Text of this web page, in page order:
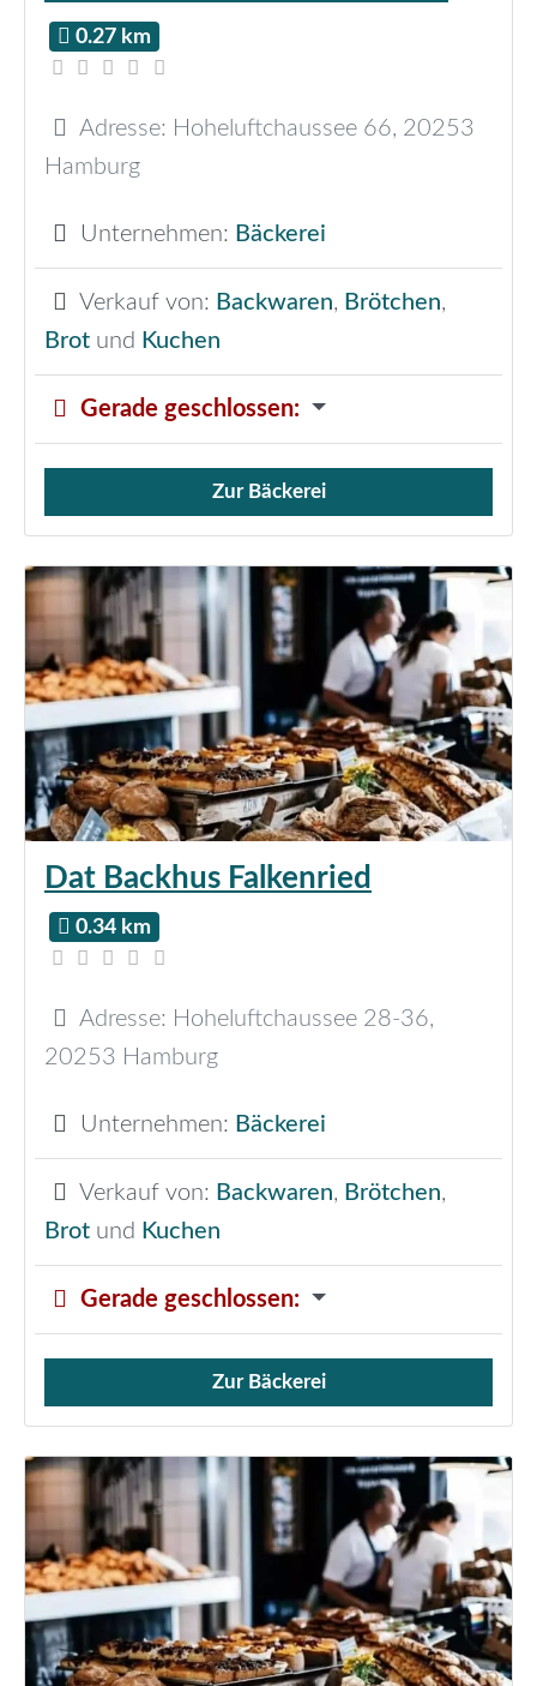
0.27 km
Adresse: Hoheluftchaussee 66, 20253
Hamburg
Unternehmen: Bäckerei
Verkauf von: Backwaren, Brötchen,
Brot und Kuchen
Gerade geschlossen:
Verkauf von Brötchen,
Zur Bäckerei
Dat Backhus Falkenried
0.34 km
Adresse: Hoheluftchaussee 28-36,
20253 Hamburg
Unternehmen: Bäckerei
Verkauf von: Backwaren, Brötchen,
Brot und Kuchen
Gerade geschlossen:
Verkauf von Brötchen,
Zur Bäckerei